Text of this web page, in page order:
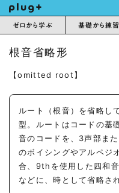
ゼロから学ぶ 基礎から練習
根音省略形
【omitted root】
ルート（根音）を省略し
型。ルートはコードの基
音のコードを、3声部ま
のボイシングやアルペジ
合、9thを使用した四和
などに、時として省略さ